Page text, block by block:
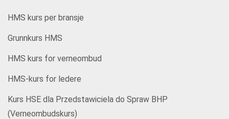
HMS kurs per bransje
Grunnkurs HMS
HMS kurs for verneombud
HMS-kurs for ledere
Kurs HSE dla Przedstawiciela do Spraw BHP
(Verneombudskurs)